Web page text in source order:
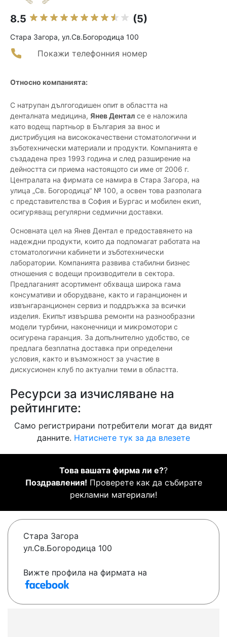
8.5 (5)
Стара Загора, ул.Св.Богородица 100
Покажи телефонния номер
Относно компанията:
С натрупан дългогодишен опит в областта на
денталната медицина, Янев Дентал се е наложила
като водещ партньор в България за внос и
дистрибуция на висококачествени стоматологични и
зъботехнически материали и продукти. Компанията е
създадена през 1993 година и след разширение на
дейността си приема настоящото си име от 2006 г.
Централата на фирмата се намира в Стара Загора, на
улица „Св. Богородица“ № 100, а освен това разполага
с представителства в София и Бургас и мобилен екип,
осигуряващ регулярни седмични доставки.
Основната цел на Янев Дентал е предоставянето на
надеждни продукти, които да подпомагат работата на
стоматологични кабинети и зъботехнически
лаборатории. Компанията развива стабилни бизнес
отношения с водещи производители в сектора.
Предлаганият асортимент обхваща широка гама
консумативи и оборудване, както и гаранционен и
извънгаранционен сервиз и поддръжка за всички
изделия. Екипът извършва ремонти на разнообразни
модели турбини, наконечници и микромотори с
осигурена гаранция. За допълнително удобство, се
предлага безплатна доставка при определени
условия, както и възможност за участие в
дискусионен клуб по актуални теми в областта.
Ресурси за изчисляване на
рейтингите:
Само регистрирани потребители могат да видят
данните. Натиснете тук за да влезете
Това вашата фирма ли е??
Поздравления! Проверете как да събирате
рекламни материали!
Стара Загора
ул.Св.Богородица 100
Вижте профила на фирмата на